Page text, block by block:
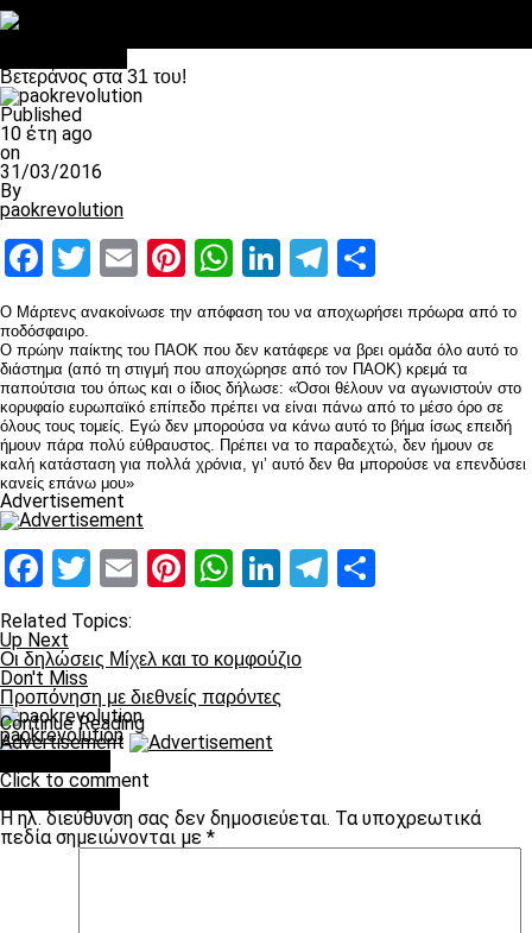
Βετεράνος στα 31 του!
Published
10 έτη ago
on
31/03/2016
By
paokrevolution
Facebook
Twitter
EmailPinterest
WhatsApp
LinkedIn
Telegram
Ο Μάρτενς ανακοίνωσε την απόφαση του να αποχωρήσει πρόωρα από το
ποδόσφαιρο.
Ο πρώην παίκτης του ΠΑΟΚ που δεν κατάφερε να βρει ομάδα όλο αυτό το
διάστημα (από τη στιγμή που αποχώρησε από τον ΠΑΟΚ) κρεμά τα
παπούτσια του όπως και ο ίδιος δήλωσε: «Όσοι θέλουν να αγωνιστούν στο
κορυφαίο ευρωπαϊκό επίπεδο πρέπει να είναι πάνω από το μέσο όρο σε
όλους τους τομείς. Εγώ δεν μπορούσα να κάνω αυτό το βήμα ίσως επειδή
ήμουν πάρα πολύ εύθραυστος. Πρέπει να το παραδεχτώ, δεν ήμουν σε
καλή κατάσταση για πολλά χρόνια, γι’ αυτό δεν θα μπορούσε να επενδύσει
κανείς επάνω μου»
Advertisement
Facebook
Twitter
EmailPinterest
WhatsApp
LinkedIn
Telegram
Related Topics:
Up Next
Oι δηλώσεις Μίχελ και το κομφούζιο
Don't Miss
Προπόνηση με διεθνείς παρόντες
paokrevolution
Continue Reading
Advertisement
Click to comment
Η ηλ. διεύθυνση σας δεν δημοσιεύεται. Τα υποχρεωτικά
πεδία σημειώνονται με *